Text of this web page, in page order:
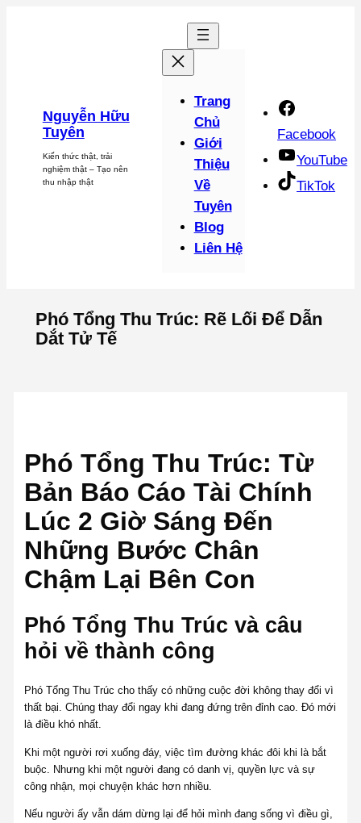
Nguyễn Hữu
Tuyên
Kiến thức thật, trải
nghiệm thật – Tạo nên
thu nhập thật
Trang
Chủ
Giới
Thiệu
Về
Tuyên
Blog
Liên Hệ
Facebook
YouTube
TikTok
Phó Tổng Thu Trúc: Rẽ Lối Để Dẫn
Dắt Tử Tế
Phó Tổng Thu Trúc: Từ
Bản Báo Cáo Tài Chính
Lúc 2 Giờ Sáng Đến
Những Bước Chân
Chậm Lại Bên Con
Phó Tổng Thu Trúc và câu
hỏi về thành công
Phó Tổng Thu Trúc cho thấy có những cuộc đời không thay đổi vì
thất bại. Chúng thay đổi ngay khi đang đứng trên đỉnh cao. Đó mới
là điều khó nhất.
Khi một người rơi xuống đáy, việc tìm đường khác đôi khi là bắt
buộc. Nhưng khi một người đang có danh vị, quyền lực và sự
công nhận, mọi chuyện khác hơn nhiều.
Nếu người ấy vẫn dám dừng lại để hỏi mình đang sống vì điều gì,